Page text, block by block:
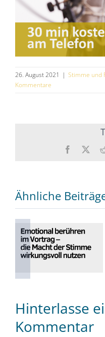
26. August 2021 | Stimme und
Kommentare
Facebook
Ähnliche
berühren im
Vortrag – die
Macht der
Hinterlasse
Kommentar